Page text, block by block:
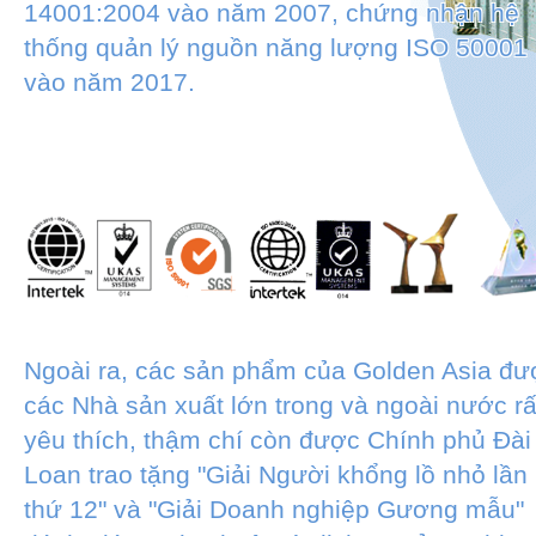
14001:2004 vào năm 2007, chứng nhận hệ
thống quản lý nguồn năng lượng ISO 50001
vào năm 2017.
Ngoài ra, các sản phẩm của Golden Asia
các Nhà sản xuất lớn trong và ngoài nước
yêu thích, thậm chí còn được Chính phủ Đài
Loan trao tặng "Giải Người khổng lồ nhỏ lần
thứ 12" và "Giải Doanh nghiệp Gương mẫu"